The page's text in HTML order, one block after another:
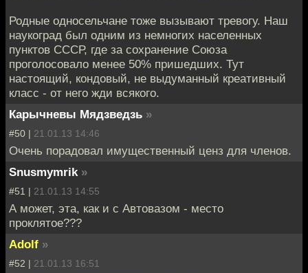
Родные односельчане тоже вызывают тревогу. Наш
наукоград был одним из немногих населенных
пунктов СССР, где за сохранение Союза
проголосовало менее 50% пришедших. Тут
настоящий, кондовый, не выдуманный креативный
класс - от него жди всякого.
Карычневы Мядзведзь »
#50 | 21.01.13 14:46
Очень порадовал имущественный ценз для членов.
Snusmymrik »
#51 | 21.01.13 14:55
А может, эта, как и с Автовазом - место
проклятое???
Adolf »
#52 | 21.01.13 16:51